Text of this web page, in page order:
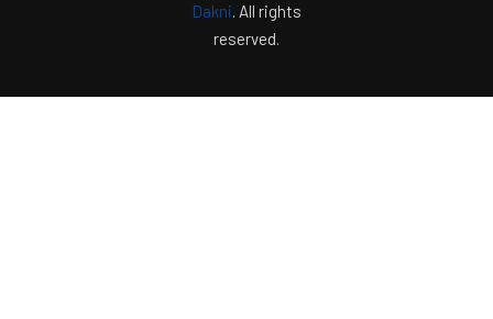
Dakni. All rights
reserved.